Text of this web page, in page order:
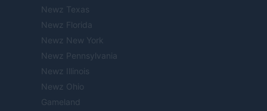
Newz Texas
Newz Florida
Newz New York
Newz Pennsylvania
Newz Illinois
Newz Ohio
Gameland